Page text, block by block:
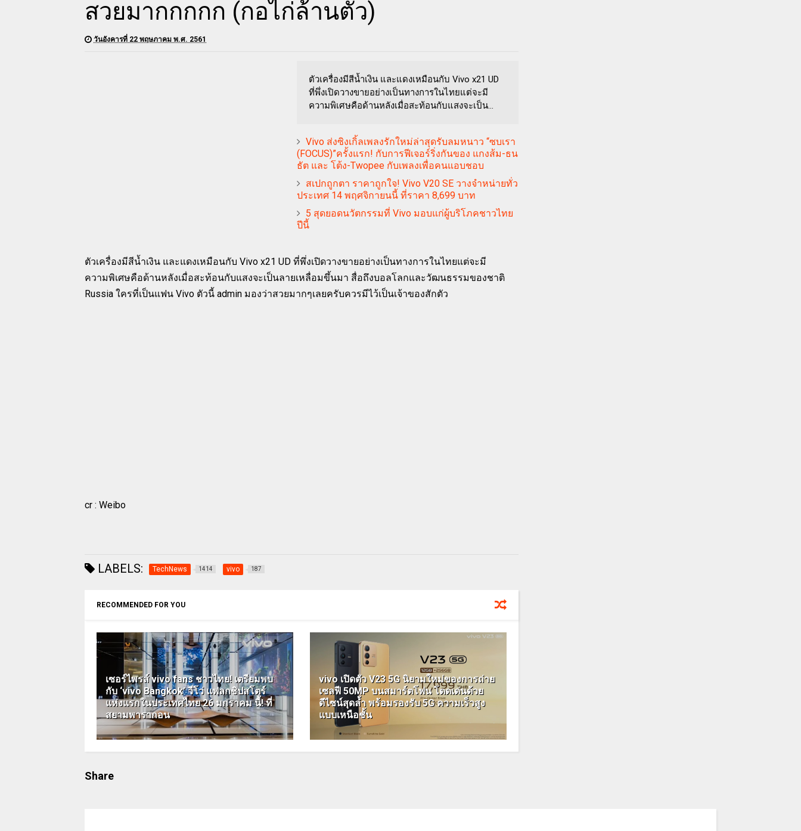
สวยมากกกกก (กอไก่ล้านตัว)
วันอังคารที่ 22 พฤษภาคม พ.ศ. 2561
ตัวเครื่องมีสีน้ำเงิน และแดงเหมือนกับ Vivo x21 UD
ที่พึ่งเปิดวางขายอย่างเป็นทางการในไทยแต่จะมี
ความพิเศษคือด้านหลังเมื่อสะท้อนกับแสงจะเป็น...
Vivo ส่งซิงเกิ้ลเพลงรักใหม่ล่าสุดรับลมหนาว “ซบเรา
(FOCUS)”ครั้งแรก! กับการฟีเจอร์ริ่งกันของ แกงส้ม-ธน
ธัต และ โต้ง-Twopee กับเพลงเพื่อคนแอบชอบ
สเปกถูกตา ราคาถูกใจ! Vivo V20 SE วางจำหน่ายทั่ว
ประเทศ 14 พฤศจิกายนนี้ ที่ราคา 8,699 บาท
5 สุดยอดนวัตกรรมที่ Vivo มอบแก่ผู้บริโภคชาวไทย
ปีนี้
ตัวเครื่องมีสีน้ำเงิน และแดงเหมือนกับ Vivo x21 UD ที่พึ่งเปิดวางขายอย่างเป็นทางการในไทยแต่จะมี
ความพิเศษคือด้านหลังเมื่อสะท้อนกับแสงจะเป็นลายเหลื่อมขึ้นมา สื่อถึงบอลโลกและวัฒนธรรมของชาติ
Russia ใครที่เป็นแฟน Vivo ตัวนี้ admin มองว่าสวยมากๆเลยครับควรมีไว้เป็นเจ้าของสักตัว
cr : Weibo
LABELS: TechNews 1414 vivo 187
RECOMMENDED FOR YOU
เซอร์ไพรส์ vivo fans ชาวไทย! เตรียมพบ
กับ ‘vivo Bangkok’ วีโว่ แฟลกชิปสโตร์
แห่งแรกในประเทศไทย 26 มกราคม นี้! ที่
สยามพารากอน
vivo เปิดตัว V23 5G นิยามใหม่ของการถ่าย
เซลฟี 50MP บนสมาร์ตโฟน โดดเด่นด้วย
ดีไซน์สุดล้ำ พร้อมรองรับ 5G ความเร็วสูง
แบบเหนือชั้น
Share